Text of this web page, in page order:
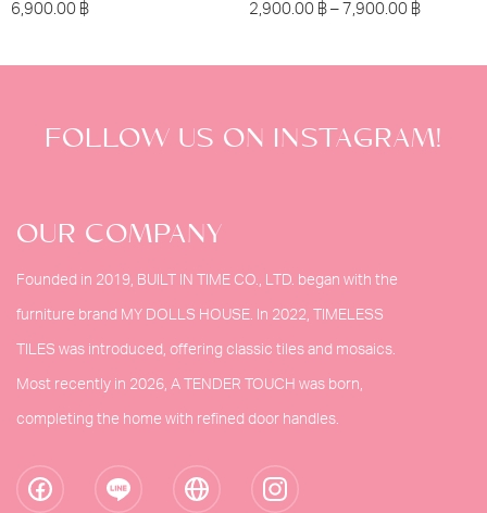
6,900.00 ฿
2,900.00 ฿ – 7,900.00 ฿
FOLLOW US ON INSTAGRAM!
OUR COMPANY
Founded in 2019, BUILT IN TIME CO., LTD. began with the
furniture brand MY DOLLS HOUSE. In 2022, TIMELESS
TILES was introduced, offering classic tiles and mosaics.
Most recently in 2026, A TENDER TOUCH was born,
completing the home with refined door handles.